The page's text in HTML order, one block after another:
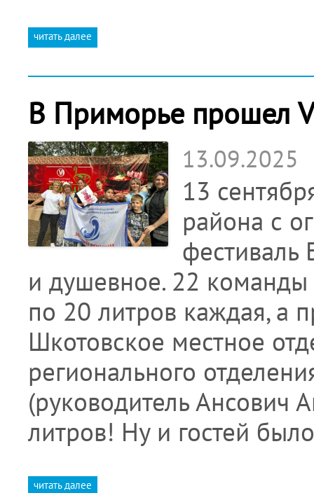
читать далее
В Приморье прошел
13.09.2025
13
района с
фестиваль
и душевное. 22
по 20 литров каждая, а
Шкотовское местное
регионального
(руководитель Ансович
литров! Ну и гостей
читать далее